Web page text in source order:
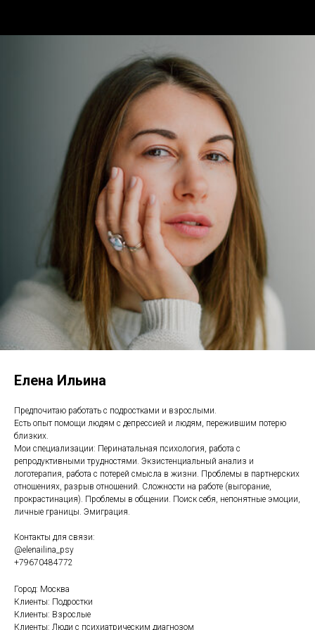
Елена Ильина
Предпочитаю работать с подростками и взрослыми.
Есть опыт помощи людям с депрессией и людям, пережившим потерю
близких.
Мои специализации: Перинатальная психология, работа с
репродуктивными трудностями. Экзистенциальный анализ и
логотерапия, работа с потерей смысла в жизни. Проблемы в партнерских
отношениях, разрыв отношений. Сложности на работе (выгорание,
прокрастинация). Проблемы в общении. Поиск себя, непонятные эмоции,
личные границы. Эмиграция.
Контакты для связи:
@elenailina_psy
+79670484772
Город: Москва
Клиенты: Подростки
Клиенты: Взрослые
Клиенты: Люди с психиатрическим диагнозом